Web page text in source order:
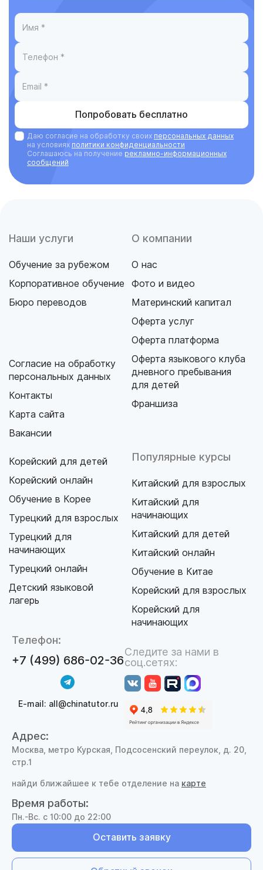
Попробовать бесплатно
Даю согласие на обработку своих персональных данных
на условиях политики конфиденциальности
Соглашаюсь на получение рекламно-информационных
сообщений
Наши услуги
Обучение за рубежом
Корпоративное обучение
Бюро переводов
О компании
О нас
Фото и видео
Материнский капитал
Оферта услуг
Оферта платформа
Оферта языкового клуба
дневного пребывания
для детей
Франшиза
Согласие на обработку
персональных данных
Контакты
Карта сайта
Вакансии
Популярные курсы
Китайский для взрослых
Китайский для
начинающих
Китайский для детей
Китайский онлайн
Обучение в Китае
Корейский для взрослых
Корейский для
начинающих
Корейский для детей
Корейский онлайн
Обучение в Корее
Турецкий для взрослых
Турецкий для
начинающих
Турецкий онлайн
Детский языковой
лагерь
Телефон:
+7 (499) 686-02-36
E-mail: all@chinatutor.ru
Следите за нами в
соц.сетях:
Адрес:
Москва, метро Курская, Подсосенский переулок, д. 20,
стр.1
найди ближайшее к тебе отделение на карте
Время работы:
Пн.-Вс. с 10:00 до 22:00
Оставить заявку